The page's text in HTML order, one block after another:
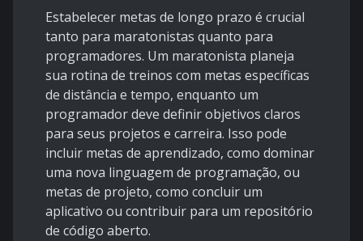
Estabelecer metas de longo prazo é crucial
tanto para maratonistas quanto para
programadores. Um maratonista planeja
sua rotina de treinos com metas específicas
de distância e tempo, enquanto um
programador deve definir objetivos claros
para seus projetos e carreira. Isso pode
incluir metas de aprendizado, como dominar
uma nova linguagem de programação, ou
metas de projeto, como concluir um
aplicativo ou contribuir para um repositório
de código aberto.